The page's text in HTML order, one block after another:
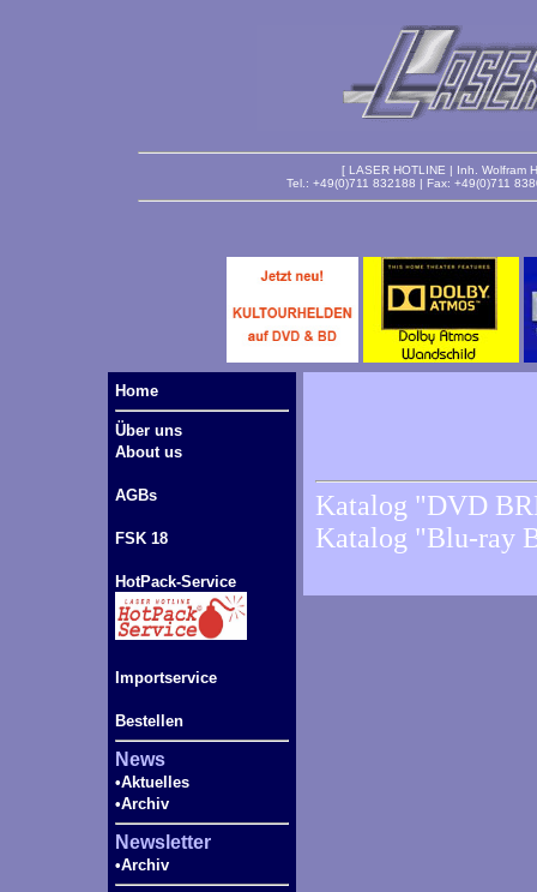
[ LASER HOTLINE | Inh. Wolfram
Tel.: +49(0)711 832188 | Fax: +49(0)711
Home
Über uns
About us
AGBs
FSK 18
HotPack-Service
Importservice
Bestellen
News
•Aktuelles
•Archiv
Newsletter
•Archiv
Katalog "DVD
Katalog "Blu-ray